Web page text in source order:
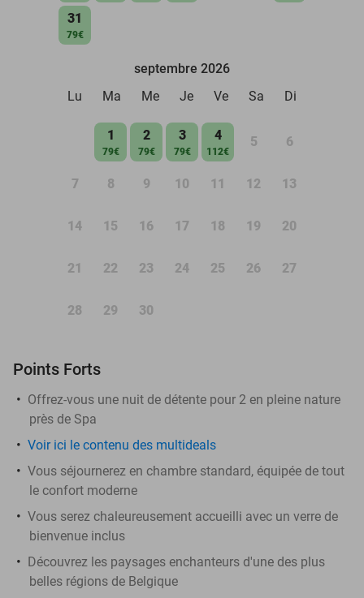
31
79€
septembre 2026
Lu
Ma Me Je Ve Sa Di
1
79€
2
79€
3
79€
4
112€
5 6
7 8 9 10 11 12 13
14 15 16 17 18 19 20
21 22 23 24 25 26 27
28 29 30
Points Forts
Offrez-vous une nuit de détente pour 2 en pleine nature
près de Spa
Voir ici le contenu des multideals
Vous séjournerez en chambre standard, équipée de tout
le confort moderne
Vous serez chaleureusement accueilli avec un verre de
bienvenue inclus
Découvrez les paysages enchanteurs d'une des plus
belles régions de Belgique